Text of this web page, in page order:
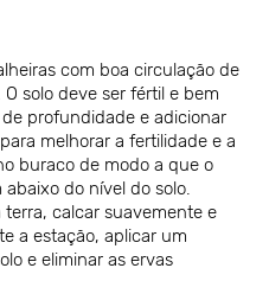
com boa circulação de
solo deve ser fértil e bem
profundidade e adicionar
melhorar a fertilidade e a
buraco de modo a que o
do nível do solo.
terra, calcar suavemente e
a estação, aplicar um
e eliminar as ervas